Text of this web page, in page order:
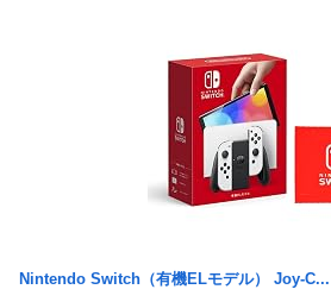
Nintendo Switch（有機ELモデル） Joy-C...